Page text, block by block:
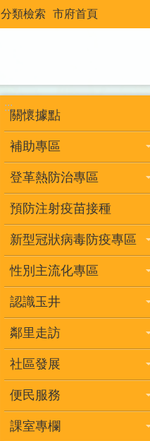
分類檢索 市府首頁
:::
關懷據點
補助專區
登革熱防治專區
預防注射疫苗接種
新型冠狀病毒防疫專區
性別主流化專區
認識玉井
鄰里走訪
社區發展
便民服務
課室專欄